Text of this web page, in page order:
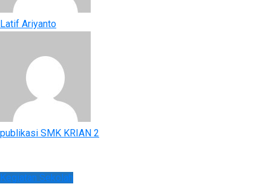
Latif Ariyanto
publikasi SMK KRIAN 2
Kegiatan Sekolah